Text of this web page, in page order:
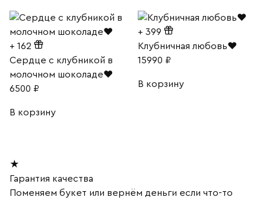
+ 162
Сердце с клубникой в
молочном шоколаде❤
6500 ₽
В корзину
+ 399
Клубничная любовь❤
15990 ₽
В корзину
★
Гарантия качества
Поменяем букет или вернём деньги если что-то